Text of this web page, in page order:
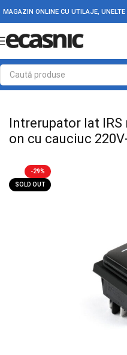
MAGAZIN ONLINE CU UTILAJE,
Prima pagină Electrice
Intrerupator lat
on cu cauciuc
-29%
SOLD OUT